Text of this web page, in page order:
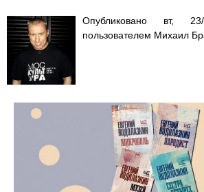
Опубликовано вт,
пользователем Михаил